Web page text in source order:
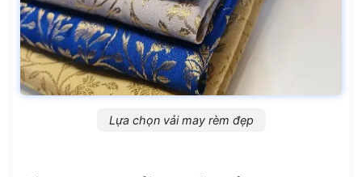
Lựa chọn vải may rèm đẹp